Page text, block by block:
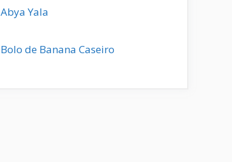
Abya Yala
Bolo de Banana Caseiro